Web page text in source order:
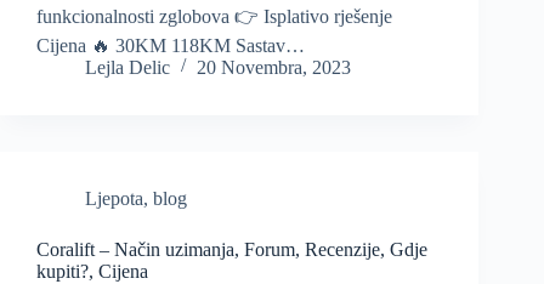
funkcionalnosti zglobova 👉 Isplativo rješenje
Cijena 🔥 30KM 118KM Sastav…
Lejla Delic
20 Novembra, 2023
Ljepota, blog
Coralift – Način uzimanja, Forum, Recenzije, Gdje
kupiti?, Cijena